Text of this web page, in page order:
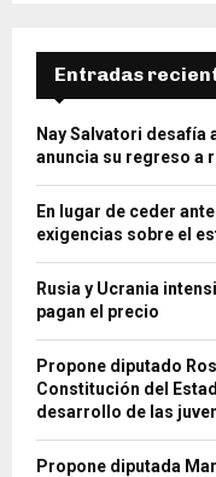
Entradas
Nay Salvatori desafía
anuncia su regreso a
En lugar de ceder
exigencias sobre el
Rusia y Ucrania
pagan el precio
Propone diputado
Constitución del
desarrollo de las
Propone diputada